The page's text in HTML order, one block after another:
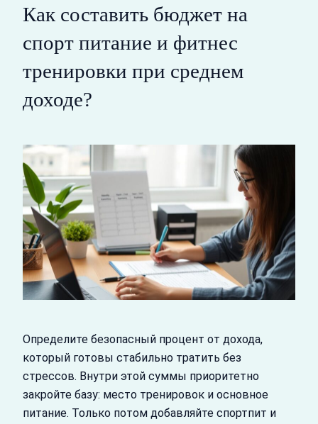
Как составить бюджет на
спорт питание и фитнес
тренировки при среднем
доходе?
Определите безопасный процент от дохода,
который готовы стабильно тратить без
стрессов. Внутри этой суммы приоритетно
закройте базу: место тренировок и основное
питание. Только потом добавляйте спортпит и